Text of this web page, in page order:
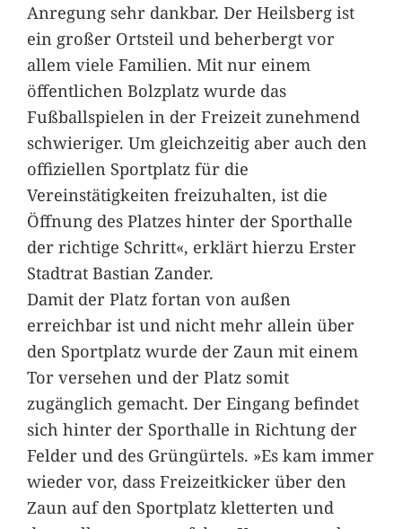
Anregung sehr dankbar. Der Heilsberg ist
ein großer Ortsteil und beherbergt vor
allem viele Familien. Mit nur einem
öffentlichen Bolzplatz wurde das
Fußballspielen in der Freizeit zunehmend
schwieriger. Um gleichzeitig aber auch den
offiziellen Sportplatz für die
Vereinstätigkeiten freizuhalten, ist die
Öffnung des Platzes hinter der Sporthalle
der richtige Schritt«, erklärt hierzu Erster
Stadtrat Bastian Zander.
Damit der Platz fortan von außen
erreichbar ist und nicht mehr allein über
den Sportplatz wurde der Zaun mit einem
Tor versehen und der Platz somit
zugänglich gemacht. Der Eingang befindet
sich hinter der Sporthalle in Richtung der
Felder und des Grüngürtels. »Es kam immer
wieder vor, dass Freizeitkicker über den
Zaun auf den Sportplatz kletterten und